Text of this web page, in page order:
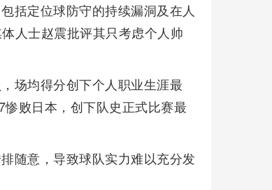
括定位球防守的持续漏洞及在人
人士赵震批评其只考虑个人帅
场均得分创下个人职业生涯最
败日本，创下队史正式比赛最
随意，导致球队实力难以充分发